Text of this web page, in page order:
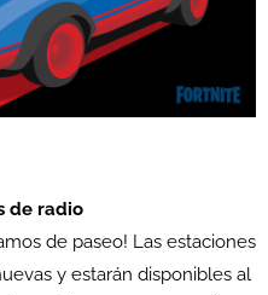
de radio
de paseo! Las estaciones
y estarán disponibles al